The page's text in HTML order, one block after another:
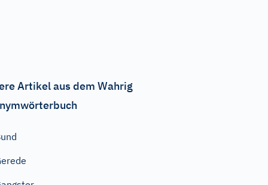
Artikel aus dem Wahrig